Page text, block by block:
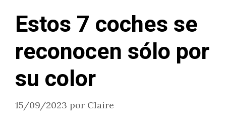
Estos 7 coches se
reconocen sólo por
su color
15/09/2023 por Claire